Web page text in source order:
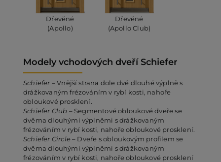
Dřevěné
(Apollo)
Dřevěné
(Apollo Club)
Modely vchodových dveří Schiefer
Schiefer– Vnější strana dole dvě dlouhé výplně s
drážkovaným frézováním v rybí kosti, nahoře
obloukové prosklení.
Schiefer Club – Segmentové obloukové dveře se
dvěma dlouhými výplněmi s drážkovaným
frézováním v rybí kosti, nahoře obloukové prosklení.
Schiefer Circle– Dveře s obloukovým profilem se
dvěma dlouhými výplněmi s drážkovaným
frézováním v rybí kosti, nahoře obloukové prosklení